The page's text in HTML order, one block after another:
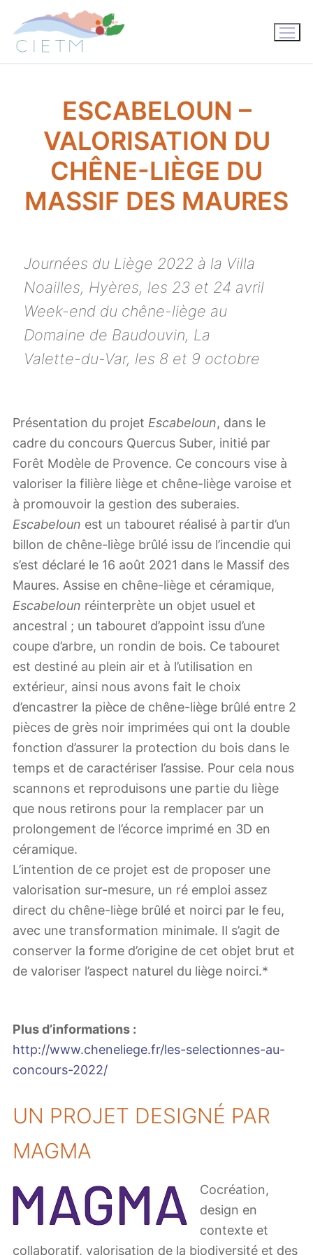
contenu
ESCABELOUN –
VALORISATION DU
CHÊNE-LIÈGE DU
MASSIF DES MAURES
Journées du Liège 2022 à la Villa
Noailles, Hyères, les 23 et 24 avril
Week-end du chêne-liège au
Domaine de Baudouvin, La
Valette-du-Var, les 8 et 9 octobre
Présentation du projet Escabeloun, dans le
cadre du concours Quercus Suber, initié par
Forêt Modèle de Provence. Ce concours vise à
valoriser la filière liège et chêne-liège varoise et
à promouvoir la gestion des suberaies.
Escabeloun est un tabouret réalisé à partir d’un
billon de chêne-liège brûlé issu de l’incendie qui
s’est déclaré le 16 août 2021 dans le Massif des
Maures. Assise en chêne-liège et céramique,
Escabeloun réinterprète un objet usuel et
ancestral ; un tabouret d’appoint issu d’une
coupe d’arbre, un rondin de bois. Ce tabouret
est destiné au plein air et à l’utilisation en
extérieur, ainsi nous avons fait le choix
d’encastrer la pièce de chêne-liège brûlé entre 2
pièces de grès noir imprimées qui ont la double
fonction d’assurer la protection du bois dans le
temps et de caractériser l’assise. Pour cela nous
scannons et reproduisons une partie du liège
que nous retirons pour la remplacer par un
prolongement de l’écorce imprimé en 3D en
céramique.
L’intention de ce projet est de proposer une
valorisation sur-mesure, un ré emploi assez
direct du chêne-liège brûlé et noirci par le feu,
avec une transformation minimale. Il s’agit de
conserver la forme d’origine de cet objet brut et
de valoriser l’aspect naturel du liège noirci.*
Plus d’informations :
http://www.cheneliege.fr/les-selectionnes-au-
concours-2022/
UN PROJET DESIGNÉ PAR
MAGMA
Cocréation,
design en
contexte et
collaboratif, valorisation de la biodiversité et des